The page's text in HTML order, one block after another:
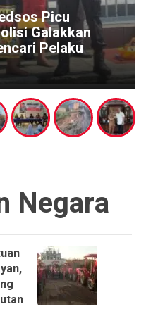
ke Nunukan
Cuaca Buruk,
Rp 40.000/
Negara